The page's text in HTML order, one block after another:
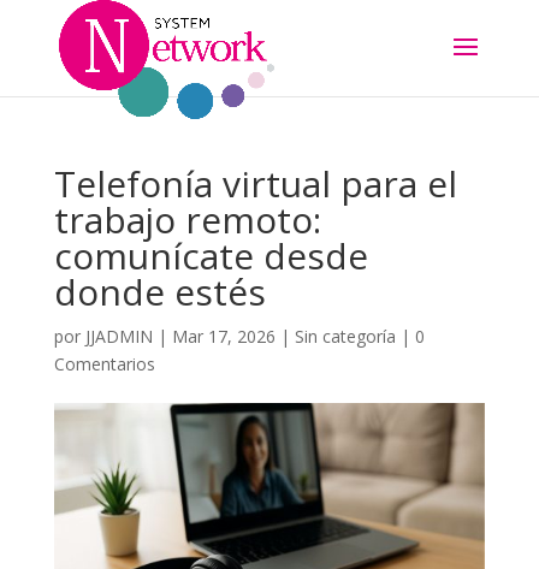
Telefonía virtual para el
trabajo remoto:
comunícate desde
donde estés
por JJADMIN | Mar 17, 2026 | Sin categoría | 0
Comentarios